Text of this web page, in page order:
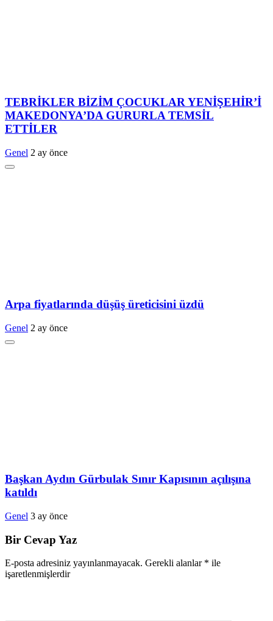
TEBRİKLER BİZİM ÇOCUKLAR YENİŞEHİR’İ
MAKEDONYA’DA GURURLA TEMSİL
ETTİLER
Genel 2 ay önce
Arpa fiyatlarında düşüş üreticisini üzdü
Genel 2 ay önce
Başkan Aydın Gürbulak Sınır Kapısının açılışına
katıldı
Genel 3 ay önce
Bir Cevap Yaz
E-posta adresiniz yayınlanmayacak. Gerekli alanlar * ile
işaretlenmişlerdir